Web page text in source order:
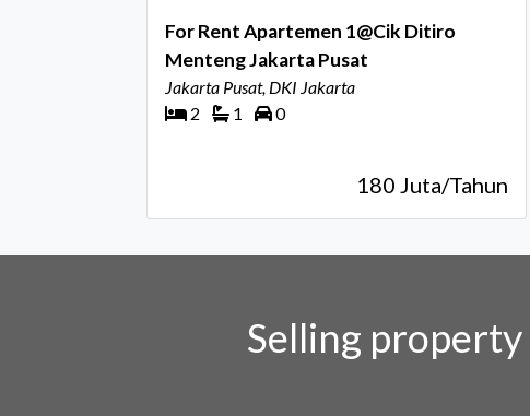
For Rent Apartemen 1@Cik Ditiro
Menteng Jakarta Pusat
Jakarta Pusat, DKI Jakarta
2
1 0
180 Juta/Tahun
Selling property